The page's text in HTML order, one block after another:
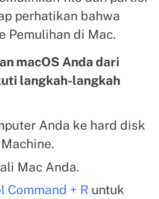
perhatikan bahwa
Pemulihan di Mac.
macOS Anda dari
langkah-langkah
Anda ke hard disk
Mac Anda.
Command + R untuk